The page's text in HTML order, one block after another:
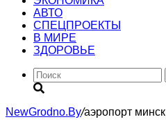
АВТО
СПЕЦПРОЕКТЫ
В МИРЕ
ЗДОРОВЬЕ
NewGrodno.By/аэропорт минск